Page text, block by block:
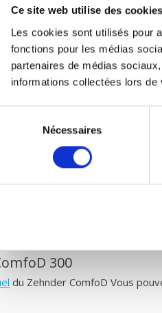
Ce site web utilise des
Les cookies sont utilisés pour
fonctions pour les médias
partenaires de médias
informations collectées lors
consentement
Nécessaires
de deux ou plusieurs produits
75,- (Belgique)
125,- (France)
pour ventilation
et remettre les filtres
probiotiquesentre temps.
G3
capture de 92%. La capture
plus élevée et capturent
et les normes de filtrage
300
du Zehnder ComfoD Vous